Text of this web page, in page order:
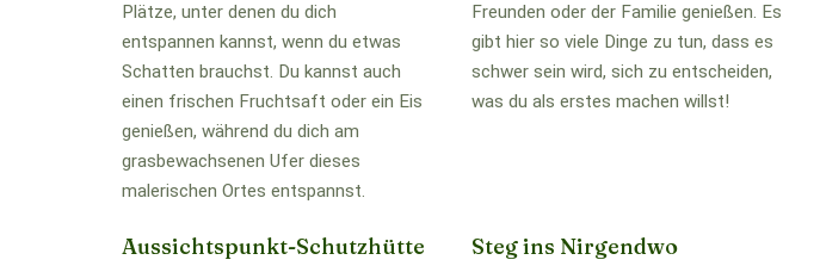
Plätze, unter denen du dich
entspannen kannst, wenn du etwas
Schatten brauchst. Du kannst auch
einen frischen Fruchtsaft oder ein Eis
genießen, während du dich am
grasbewachsenen Ufer dieses
malerischen Ortes entspannst.
Freunden oder der Familie genießen. Es
gibt hier so viele Dinge zu tun, dass es
schwer sein wird, sich zu entscheiden,
was du als erstes machen willst!
Aussichtspunkt-Schutzhütte Steg ins Nirgendwo